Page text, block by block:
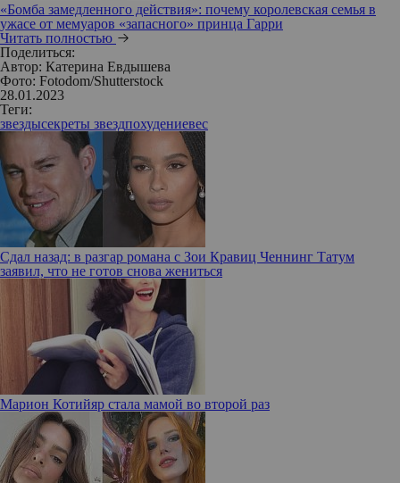
«Бомба замедленного действия»: почему королевская семья в
ужасе от мемуаров «запасного» принца Гарри
Читать полностью
Поделиться:
Автор: Катерина Евдышева
Фото: Fotodom/Shutterstock
28.01.2023
Теги:
звездысекреты звездпохудениевес
Сдал назад: в разгар романа с Зои Кравиц Ченнинг Татум
заявил, что не готов снова жениться
Марион Котийяр стала мамой во второй раз